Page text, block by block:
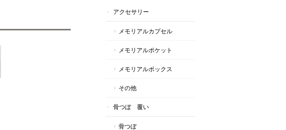
アクセサリー
メモリアルカプセル
メモリアルポケット
メモリアルボックス
その他
骨つぼ 覆い
骨つぼ